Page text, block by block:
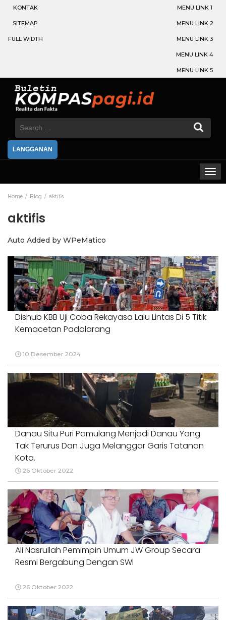
KONTAK
SITEMAP
FULL WIDTH
MENU LINK 1
MENU LINK 2
MENU LINK 3
MENU LINK 4
MENU LINK 5
Search
LANGGANAN
Home Blog aktifis
aktifis
Auto Added by WPeMatico
Dishub KBB Uji Coba Rekayasa Lalu Lintas Di 5 Titik
Kemacetan Padalarang
10 Desember 2024
Danau Situ Puri Pamulang Menjadi Danau Yang
Tak Terurus Dan Juga Melanggar Garis Tatanan
Kota.
26 Oktober 2022
Ali Nasrullah Pemimpin Umum JW Group Secara
Resmi Bergabung Dengan SWI
26 Oktober 2022